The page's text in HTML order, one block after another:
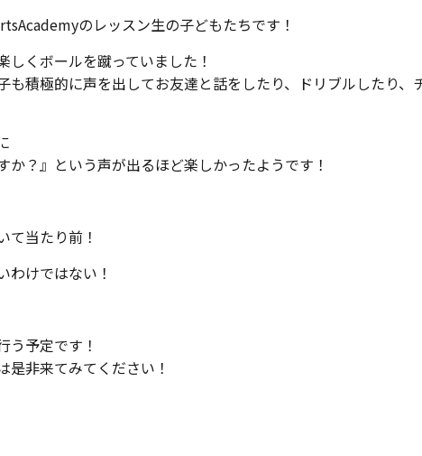
のレッスン生の子どもたちです！
しくボールを蹴っていました！
も積極的に声を出してお友達と話をしたり、ドリブルしたり
か？』という声が出るほど楽しかったようです！
て当たり前！
わけではない！
う予定です！
是非来てみてください！